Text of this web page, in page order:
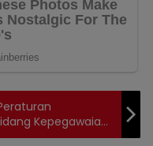
Kepegawaian
Kabupaten Nias